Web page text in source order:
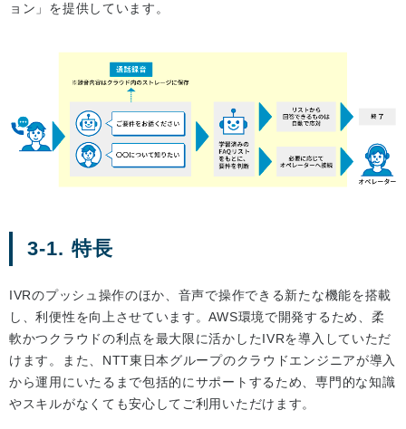
ョン」を提供しています。
3-1. 特長
IVRのプッシュ操作のほか、音声で操作できる新たな機能を搭載
し、利便性を向上させています。AWS環境で開発するため、柔
軟かつクラウドの利点を最大限に活かしたIVRを導入していただ
けます。また、NTT東日本グループのクラウドエンジニアが導入
から運用にいたるまで包括的にサポートするため、専門的な知識
やスキルがなくても安心してご利用いただけます。